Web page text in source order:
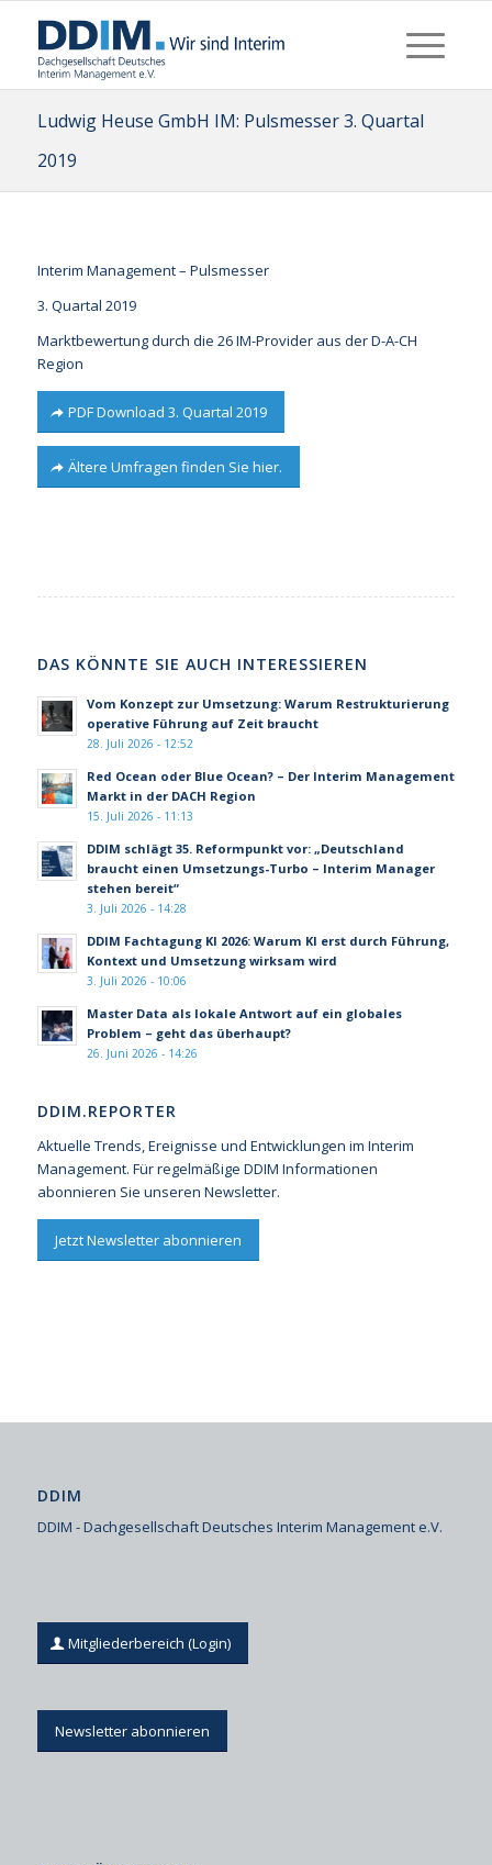
Ludwig Heuse GmbH IM: Pulsmesser 3. Quartal
2019
Interim Management – Pulsmesser
3. Quartal 2019
Marktbewertung durch die 26 IM-Provider aus der D-A-CH
Region
PDF Download 3. Quartal 2019
Ältere Umfragen finden Sie hier.
DAS KÖNNTE SIE AUCH INTERESSIEREN
Vom Konzept zur Umsetzung: Warum Restrukturierung
operative Führung auf Zeit braucht
28. Juli 2026 - 12:52
Red Ocean oder Blue Ocean? – Der Interim Management
Markt in der DACH Region
15. Juli 2026 - 11:13
DDIM schlägt 35. Reformpunkt vor: „Deutschland
braucht einen Umsetzungs-Turbo – Interim Manager
stehen bereit“
3. Juli 2026 - 14:28
DDIM Fachtagung KI 2026: Warum KI erst durch Führung,
Kontext und Umsetzung wirksam wird
3. Juli 2026 - 10:06
Master Data als lokale Antwort auf ein globales
Problem – geht das überhaupt?
26. Juni 2026 - 14:26
DDIM.REPORTER
Aktuelle Trends, Ereignisse und Entwicklungen im Interim
Management. Für regelmäßige DDIM Informationen
abonnieren Sie unseren Newsletter.
Jetzt Newsletter abonnieren
DDIM
DDIM - Dachgesellschaft Deutsches Interim Management e.V.
Mitgliederbereich (Login)
Newsletter abonnieren